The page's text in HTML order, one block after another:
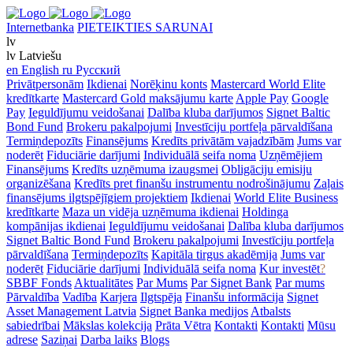
Internetbanka PIETEIKTIES SARUNAI
lv
lv Latviešu
en English ru Русский
Privātpersonām Ikdienai Norēķinu konts Mastercard World Elite
kredītkarte Mastercard Gold maksājumu karte Apple Pay Google
Pay Ieguldījumu veidošanai Dalība kluba darījumos Signet Baltic
Bond Fund Brokeru pakalpojumi Investīciju portfeļa pārvaldīšana
Termiņdepozīts Finansējums Kredīts privātām vajadzībām Jums var
noderēt Fiduciārie darījumi Individuālā seifa noma Uzņēmējiem
Finansējums Kredīts uzņēmuma izaugsmei Obligāciju emisiju
organizēšana Kredīts pret finanšu instrumentu nodrošinājumu Zaļais
finansējums ilgtspējīgiem projektiem Ikdienai World Elite Business
kredītkarte Maza un vidēja uzņēmuma ikdienai Holdinga
kompānijas ikdienai Ieguldījumu veidošanai Dalība kluba darījumos
Signet Baltic Bond Fund Brokeru pakalpojumi Investīciju portfeļa
pārvaldīšana Termiņdepozīts Kapitāla tirgus akadēmija Jums var
noderēt Fiduciārie darījumi Individuālā seifa noma Kur investēt?
SBBF Fonds Aktualitātes Par Mums Par Signet Bank Par mums
Pārvaldība Vadība Karjera Ilgtspēja Finanšu informācija Signet
Asset Management Latvia Signet Banka medijos Atbalsts
sabiedrībai Mākslas kolekcija Prāta Vētra Kontakti Kontakti Mūsu
adrese Saziņai Darba laiks Blogs